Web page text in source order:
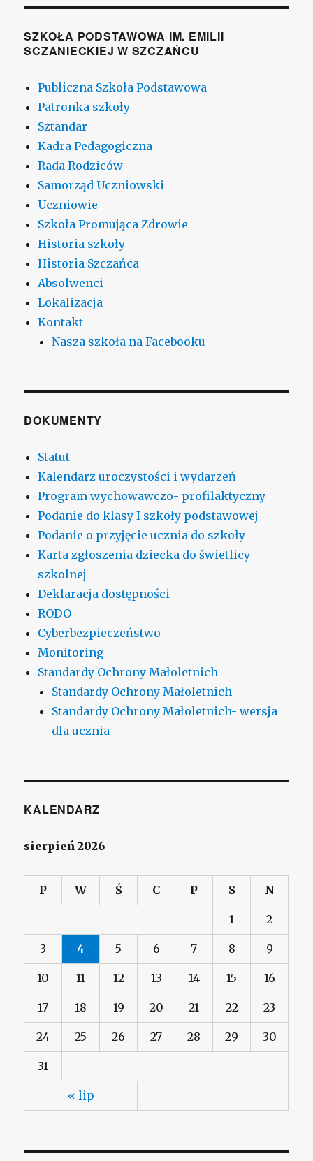
SZKOŁA PODSTAWOWA IM. EMILII
SCZANIECKIEJ W SZCZAŃCU
Publiczna Szkoła Podstawowa
Patronka szkoły
Sztandar
Kadra Pedagogiczna
Rada Rodziców
Samorząd Uczniowski
Uczniowie
Szkoła Promująca Zdrowie
Historia szkoły
Historia Szczańca
Absolwenci
Lokalizacja
Kontakt
Nasza szkoła na Facebooku
DOKUMENTY
Statut
Kalendarz uroczystości i wydarzeń
Program wychowawczo- profilaktyczny
Podanie do klasy I szkoły podstawowej
Podanie o przyjęcie ucznia do szkoły
Karta zgłoszenia dziecka do świetlicy
szkolnej
Deklaracja dostępności
RODO
Cyberbezpieczeństwo
Monitoring
Standardy Ochrony Małoletnich
Standardy Ochrony Małoletnich
Standardy Ochrony Małoletnich- wersja
dla ucznia
KALENDARZ
sierpień 2026
P W Ś C P S N
« lip
1 2
3 4 5 6 7 8 9
10 11 12 13 14 15 16
17 18 19 20 21 22 23
24 25 26 27 28 29 30
31